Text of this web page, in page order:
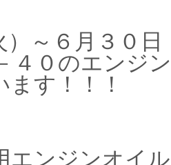
）～６月３０
４０のエンジ
す！！！
エンジンオイ